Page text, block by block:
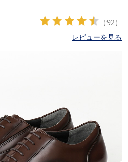
（92）
レビューを見る